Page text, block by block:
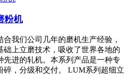
粉机
合我们公司几年的磨机生产经验，
础上立磨技术，吸收了世界各地的
先进的轧机。本系列产品是一种专
碎，分级和交付。 LUM系列超细立